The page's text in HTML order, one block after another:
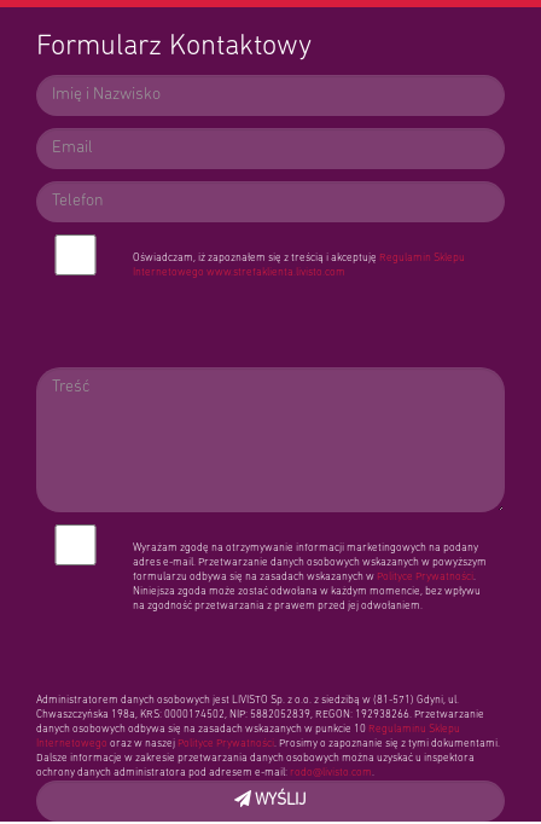
Formularz Kontaktowy
Oświadczam, iż zapoznałem się z treścią i akceptuję Regulamin Sklepu
Internetowego www.strefaklienta.livisto.com
Wyrażam zgodę na otrzymywanie informacji marketingowych na podany
adres e-mail. Przetwarzanie danych osobowych wskazanych w powyższym
formularzu odbywa się na zasadach wskazanych w Polityce Prywatności.
Niniejsza zgoda może zostać odwołana w każdym momencie, bez wpływu
na zgodność przetwarzania z prawem przed jej odwołaniem.
Administratorem danych osobowych jest LIVISTO Sp. z o.o. z siedzibą w (81-571) Gdyni, ul.
Chwaszczyńska 198a, KRS: 0000174502, NIP: 5882052839, REGON: 192938266. Przetwarzanie
danych osobowych odbywa się na zasadach wskazanych w punkcie 10 Regulaminu Sklepu
Internetowego oraz w naszej Polityce Prywatności . Prosimy o zapoznanie się z tymi dokumentami.
Dalsze informacje w zakresie przetwarzania danych osobowych można uzyskać u inspektora
ochrony danych administratora pod adresem e-mail: rodo@livisto.com
WYŚLIJ